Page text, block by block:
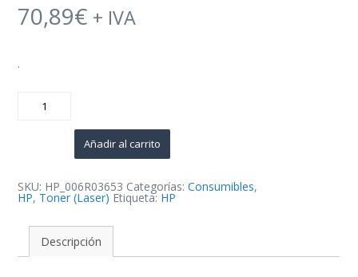
70,89€ + IVA
.
Everyday
Generico
-
Reemplaza
cantidad
Añadir al carrito
SKU: HP_006R03653 Categorías:Consumibles,
HP, Toner (Laser) Etiqueta: HP
Descripción